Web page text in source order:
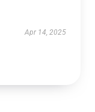
Apr 14, 2025